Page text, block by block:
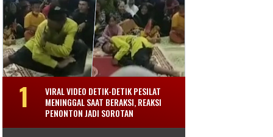
VIRAL VIDEO DETIK-DETIK PESILAT
MENINGGAL SAAT BERAKSI, REAKSI
PENONTON JADI SOROTAN